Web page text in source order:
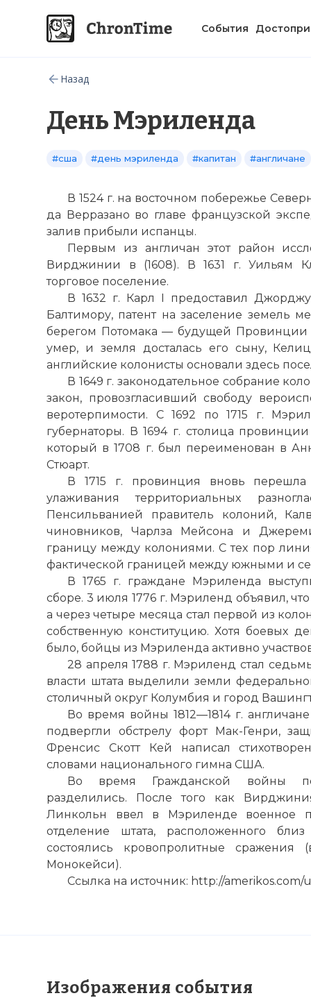
События
Назад
День Мэриленда
#сша #день мэриленда #капитан #англичане
В 1524 г. на восточном побережье
да Верразано во главе французской
залив прибыли испанцы.
Первым из англичан этот район
Вирджинии в (1608). В 1631 г. Уильям
торговое поселение.
В 1632 г. Карл I предоставил
Балтимору, патент на заселение
берегом Потомака — будущей
умер, и земля досталась его сыну,
английские колонисты основали здесь
В 1649 г. законодательное собрание
закон, провозгласивший свободу
веротерпимости. С 1692 по 1715 г.
губернаторы. В 1694 г. столица
который в 1708 г. был переименован в
Стюарт.
В 1715 г. провинция вновь
улаживания территориальных
Пенсильванией правитель колоний,
чиновников, Чарлза Мейсона и
границу между колониями. С тех пор
фактической границей между южными и
В 1765 г. граждане Мэриленда
сборе. 3 июля 1776 г. Мэриленд объявил,
а через четыре месяца стал первой из
собственную конституцию. Хотя боевых
было, бойцы из Мэриленда активно
28 апреля 1788 г. Мэриленд стал
власти штата выделили земли
столичный округ Колумбия и город
Во время войны 1812—1814 г.
подвергли обстрелу форт Мак-Генри,
Френсис Скотт Кей написал
словами национального гимна США.
Во время Гражданской войны
разделились. После того как
Линкольн ввел в Мэриленде военное
отделение штата, расположенного
состоялись кровопролитные сражения
Монокейси).
Ссылка на источник: http://amerikos.com/
Изображения события